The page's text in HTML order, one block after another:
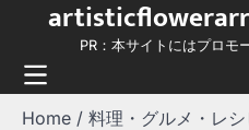
content
PR：本サイトにはプロモ
Home 料理・グルメ・レ